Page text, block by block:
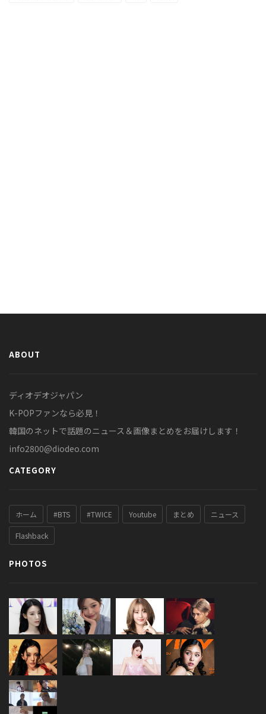
ABOUT
ディオデオジャパン
K-POPファンなら必見！
韓国のネットで話題のニュース＆画像まとめをお届けします！
info2800@diodeo.com
CATEGORY
ホーム #BTS #TWICE Youtube まとめ ニュース
Flashback
PHOTOS